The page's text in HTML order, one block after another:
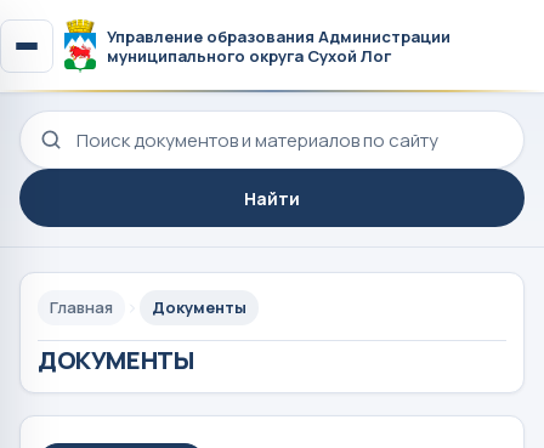
Управление образования Администрации
муниципального округа Сухой Лог
Поиск по сайту
Найти
Главная Документы
ДОКУМЕНТЫ